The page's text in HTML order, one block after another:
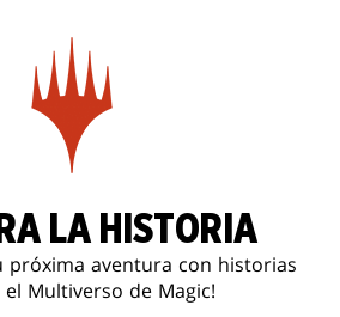
LA HISTORIA
próxima aventura con historias
Multiverso de Magic!